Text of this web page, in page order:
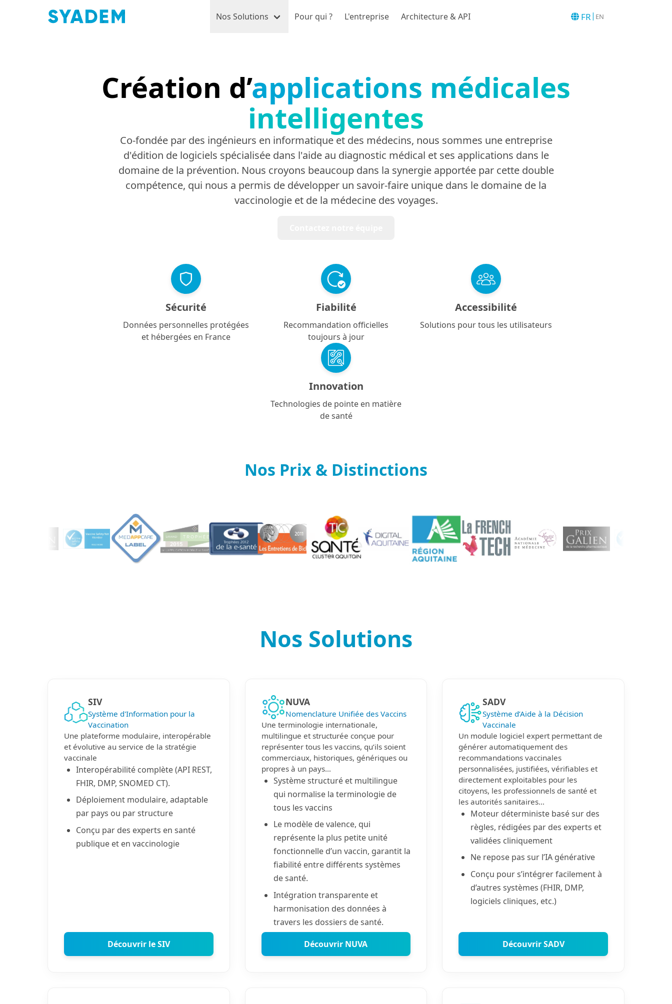
Nos Solutions Pour qui ? L'entreprise Architecture & API FR| EN
Création d’applications médicales
intelligentes
Co-fondée par des ingénieurs en informatique et des médecins, nous sommes une entreprise
d'édition de logiciels spécialisée dans l'aide au diagnostic médical et ses applications dans le
domaine de la prévention. Nous croyons beaucoup dans la synergie apportée par cette double
compétence, qui nous a permis de développer un savoir-faire unique dans le domaine de la
vaccinologie et de la médecine des voyages.
Sécurité
Données personnelles protégées
et hébergées en France
Fiabilité
Recommandation officielles
toujours à jour
Accessibilité
Solutions pour tous les utilisateurs
Innovation
Technologies de pointe en matière
de santé
Nos Prix & Distinctions
Nos Solutions
SIV
Système d'Information pour la
Vaccination
Une plateforme modulaire, interopérable
et évolutive au service de la stratégie
vaccinale
Interopérabilité complète (API REST,
FHIR, DMP, SNOMED CT).
Déploiement modulaire, adaptable
par pays ou par structure
Conçu par des experts en santé
publique et en vaccinologie
Découvrir le SIV
NUVA
Nomenclature Unifiée des Vaccins
Une terminologie internationale,
multilingue et structurée conçue pour
représenter tous les vaccins, qu’ils soient
commerciaux, historiques, génériques ou
propres à un pays…
Système structuré et multilingue
qui normalise la terminologie de
tous les vaccins
Le modèle de valence, qui
représente la plus petite unité
fonctionnelle d’un vaccin, garantit la
fiabilité entre différents systèmes
de santé.
Intégration transparente et
harmonisation des données à
travers les dossiers de santé.
Découvrir NUVA
SADV
Système d’Aide à la Décision
Vaccinale
Un module logiciel expert permettant de
générer automatiquement des
recommandations vaccinales
personnalisées, justifiées, vérifiables et
directement exploitables pour les
citoyens, les professionnels de santé et
les autorités sanitaires…
Moteur déterministe basé sur des
règles, rédigées par des experts et
validées cliniquement
Ne repose pas sur l’IA générative
Conçu pour s’intégrer facilement à
d’autres systèmes (FHIR, DMP,
logiciels cliniques, etc.)
Découvrir SADV